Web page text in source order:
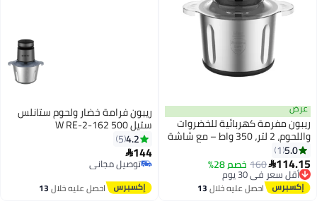
عرض
ريبون مفرمة كهربائية للخضروات
واللحوم، 2 لتر، 350 واط – مع شاشة
رقمية –
5.0
1
114.15
160 خصم 28% أقل سعر في 30 يوم
توصيل مجاني
أقل سعر في 30 يوماحصل عليه خلال13
ريبون فرامة خضار ولحوم ستانلس
ستيل 500 W RE-2-162
4.2
5
144
توصيل مجاني
توصيل مجاني
احصل عليه خلال13